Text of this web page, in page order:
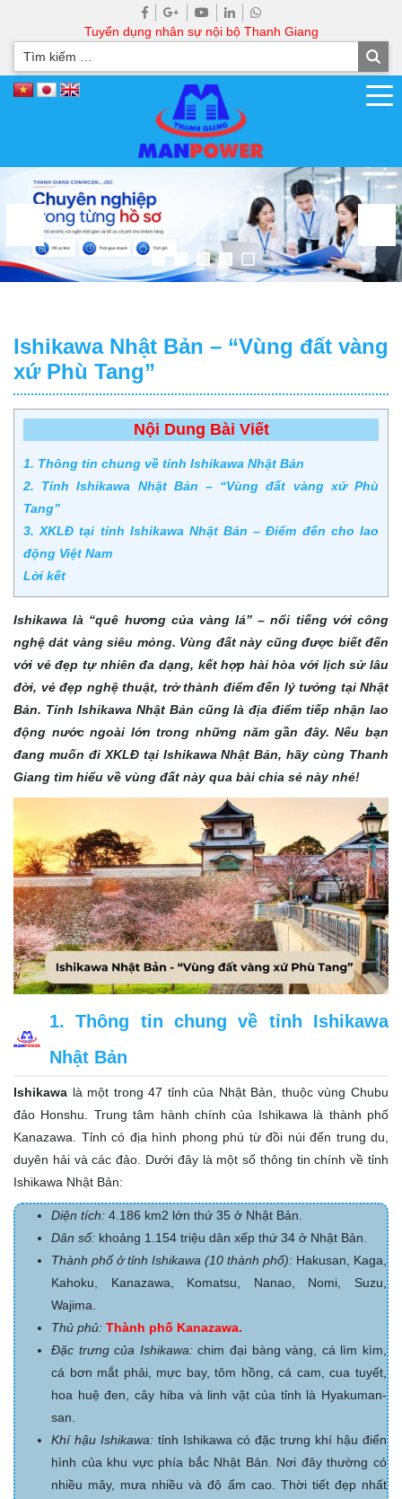
Tuyển dụng nhân sự nội bộ Thanh Giang
Ishikawa Nhật Bản – “Vùng đất vàng
xứ Phù Tang”
Nội Dung Bài Viết
1. Thông tin chung về tỉnh Ishikawa Nhật Bản
2. Tỉnh Ishikawa Nhật Bản – “Vùng đất vàng xứ Phù
Tang”
3. XKLĐ tại tỉnh Ishikawa Nhật Bản – Điểm đến cho lao
động Việt Nam
Lời kết
Ishikawa là “quê hương của vàng lá” – nổi tiếng với công
nghệ dát vàng siêu mỏng. Vùng đất này cũng được biết đến
với vẻ đẹp tự nhiên đa dạng, kết hợp hài hòa với lịch sử lâu
đời, vẻ đẹp nghệ thuật, trở thành điểm đến lý tưởng tại Nhật
Bản. Tỉnh Ishikawa Nhật Bản cũng là địa điểm tiếp nhận lao
động nước ngoài lớn trong những năm gần đây. Nếu bạn
đang muốn đi XKLĐ tại Ishikawa Nhật Bản, hãy cùng Thanh
Giang tìm hiểu về vùng đất này qua bài chia sẻ này nhé!
1. Thông tin chung về tỉnh Ishikawa
Nhật Bản
Ishikawa là một trong 47 tỉnh của Nhật Bản, thuộc vùng Chubu
đảo Honshu. Trung tâm hành chính của Ishikawa là thành phố
Kanazawa. Tỉnh có địa hình phong phú từ đồi núi đến trung du,
duyên hải và các đảo. Dưới đây là một số thông tin chính về tỉnh
Ishikawa Nhật Bản:
Diện tích: 4.186 km2 lớn thứ 35 ở Nhật Bản.
Dân số: khoảng 1.154 triệu dân xếp thứ 34 ở Nhật Bản.
Thành phố ở tỉnh Ishikawa (10 thành phố): Hakusan, Kaga,
Kahoku, Kanazawa, Komatsu, Nanao, Nomi, Suzu,
Wajima.
Thủ phủ: Thành phố Kanazawa.
Đặc trưng của Ishikawa:chim đại bàng vàng, cá lìm kìm,
cá bơn mắt phải, mực bay, tôm hồng, cá cam, cua tuyết,
hoa huệ đen, cây hiba và linh vật của tỉnh là Hyakuman-
san.
Khí hậu Ishikawa: tỉnh Ishikawa có đặc trưng khí hậu điển
hình của khu vực phía bắc Nhật Bản. Nơi đây thường có
nhiều mây, mưa nhiều và độ ẩm cao. Thời tiết đẹp nhất